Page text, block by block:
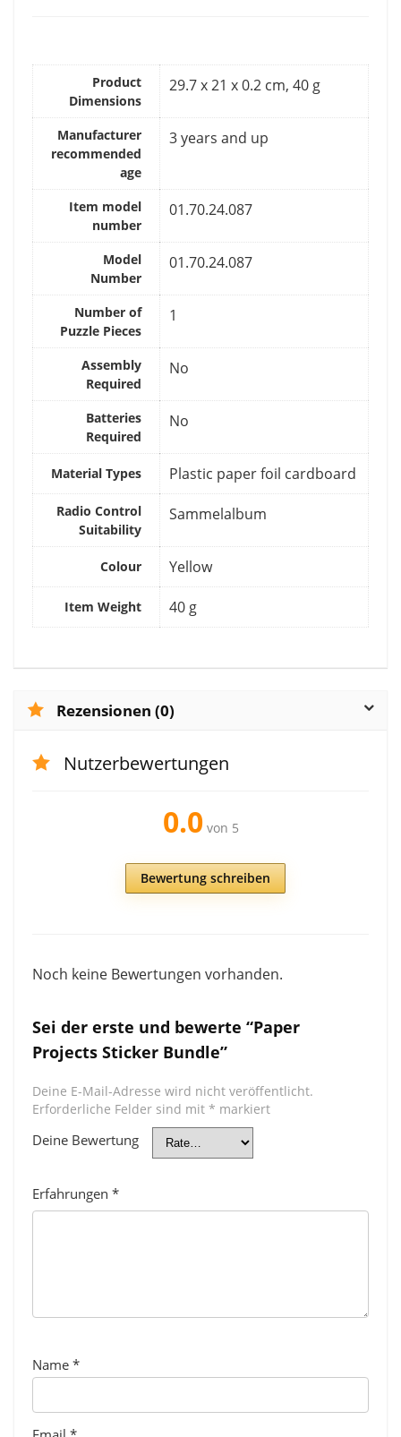
Product
Dimensions
‎29.7 x 21 x 0.2 cm, 40 g
Manufacturer
recommended
age
‎3 years and up
Item model
number
‎01.70.24.087
Model
Number
‎01.70.24.087
Number of
Puzzle Pieces
‎1
Assembly
Required
‎No
Batteries
Required
‎No
Material Types ‎Plastic paper foil cardboard
Radio Control
Suitability
‎Sammelalbum
Colour ‎Yellow
Item Weight ‎40 g
Rezensionen (0)
Nutzerbewertungen
0.0 von 5
Bewertung schreiben
Noch keine Bewertungen vorhanden.
Sei der erste und bewerte “Paper
Projects Sticker Bundle”
Deine E-Mail-Adresse wird nicht veröffentlicht.
Erforderliche Felder sind mit * markiert
Deine Bewertung
Erfahrungen *
Name *